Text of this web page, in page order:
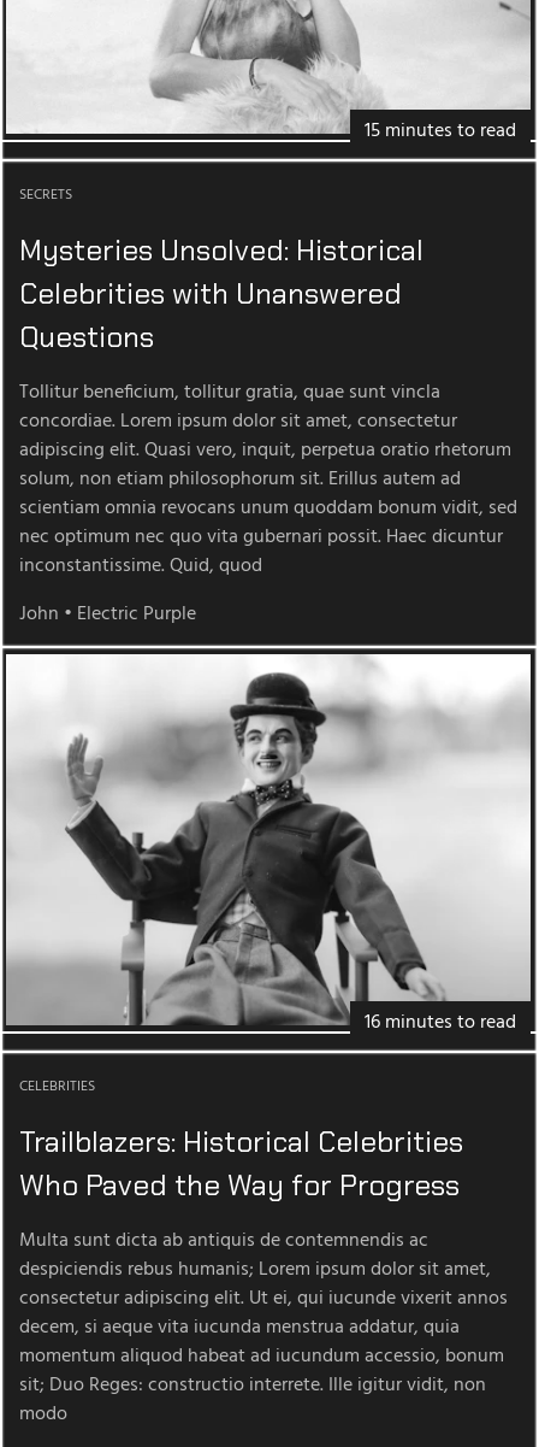
15 minutes to read
SECRETS
Mysteries Unsolved: Historical
Celebrities with Unanswered
Questions
Tollitur beneficium, tollitur gratia, quae sunt vincla
concordiae. Lorem ipsum dolor sit amet, consectetur
adipiscing elit. Quasi vero, inquit, perpetua oratio rhetorum
solum, non etiam philosophorum sit. Erillus autem ad
scientiam omnia revocans unum quoddam bonum vidit, sed
nec optimum nec quo vita gubernari possit. Haec dicuntur
inconstantissime. Quid, quod
John • Electric Purple
16 minutes to read
CELEBRITIES
Trailblazers: Historical Celebrities
Who Paved the Way for Progress
Multa sunt dicta ab antiquis de contemnendis ac
despiciendis rebus humanis; Lorem ipsum dolor sit amet,
consectetur adipiscing elit. Ut ei, qui iucunde vixerit annos
decem, si aeque vita iucunda menstrua addatur, quia
momentum aliquod habeat ad iucundum accessio, bonum
sit; Duo Reges: constructio interrete. Ille igitur vidit, non
modo